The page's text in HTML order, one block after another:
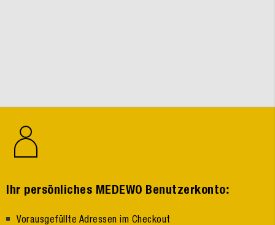
Ihr persönliches MEDEWO Benutzerkonto:
Vorausgefüllte Adressen im Checkout